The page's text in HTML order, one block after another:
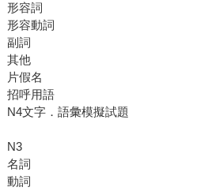
形容詞
形容動詞
副詞
其他
片假名
招呼用語
N4文字．語彙模擬試題
N3
名詞
動詞